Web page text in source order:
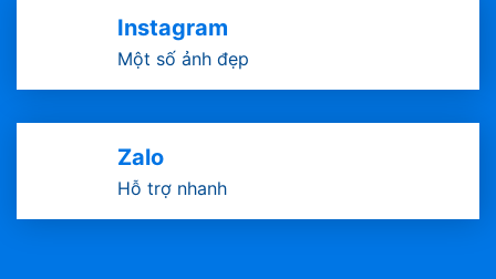
Instagram
Một số ảnh đẹp
Zalo
Hỗ trợ nhanh